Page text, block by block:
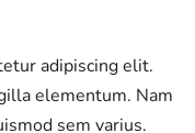
adipiscing elit.
elementum. Nam
sem varius.